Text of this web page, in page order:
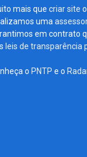
mais que criar site
uma
em contrato
leis de transparência
o PNTP e o